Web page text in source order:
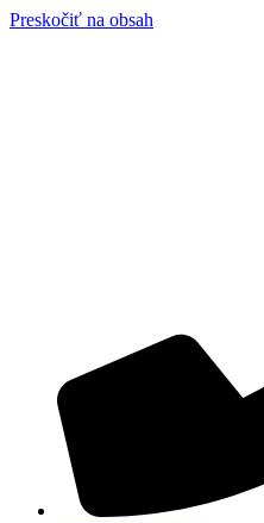
Preskočiť na obsah